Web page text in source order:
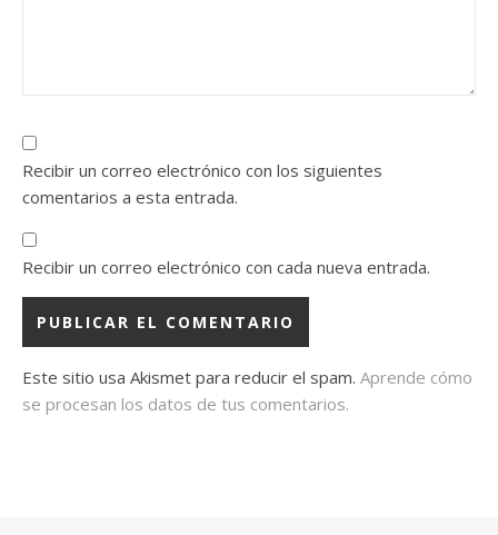
Recibir un correo electrónico con los siguientes
comentarios a esta entrada.
Recibir un correo electrónico con cada nueva entrada.
Este sitio usa Akismet para reducir el spam. Aprende cómo
se procesan los datos de tus comentarios.